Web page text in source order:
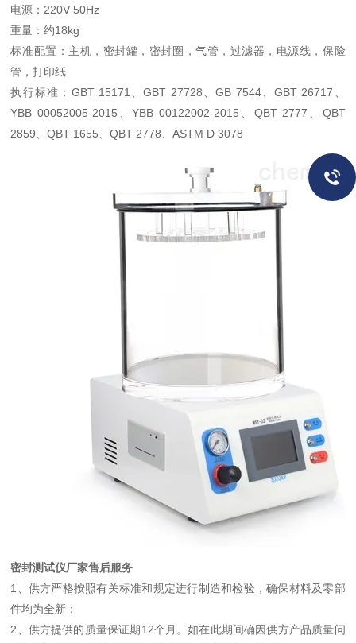
电源：220V 50Hz
重量：约18kg
标准配置：主机，密封罐，密封圈，气管，过滤器，电源线，保险
管，打印纸
执行标准：GBT 15171、GBT 27728、GB 7544、GBT 26717、
YBB 00052005-2015、YBB 00122002-2015、QBT 2777、QBT
2859、QBT 1655、QBT 2778、ASTM D 3078
密封测试仪厂家售后服务
1、供方严格按照有关标准和规定进行制造和检验，确保材料及零部
件均为全新；
2、供方提供的质量保证期12个月。如在此期间确因供方产品质量问